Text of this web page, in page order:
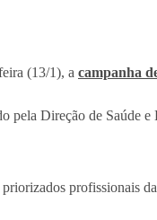
(13/1), a campanha
pela Direção de Saúde
profissionais